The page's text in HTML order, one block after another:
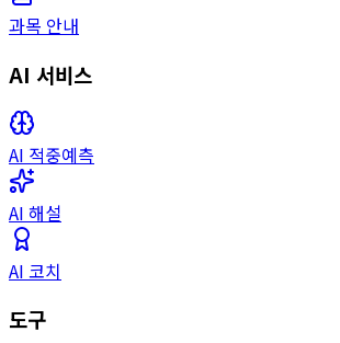
과목 안내
AI 서비스
AI 적중예측
AI 해설
AI 코치
도구